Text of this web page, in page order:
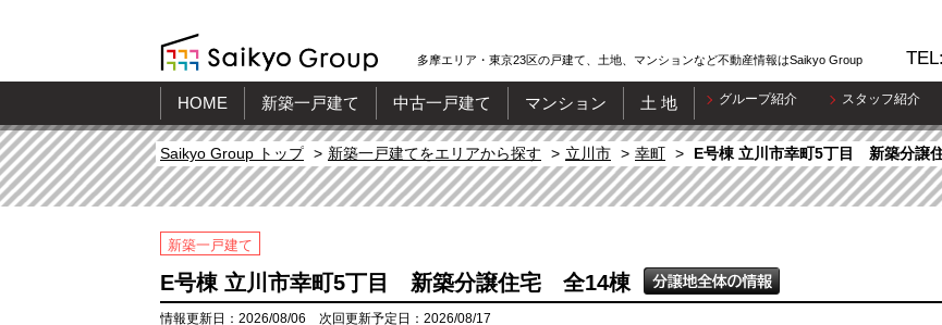
多摩エリア・東京23区の戸建て、土地、マンションなど不動産情報はSaikyo Group
HOME 新築一戸建て 中古一戸建て マンション 土 地 グループ紹介 スタッフ紹介
Saikyo Group トップ 新築一戸建てをエリアから探す 立川市 幸町 E号棟 立川市幸町5丁目 新築分譲
新築一戸建て
E号棟 立川市幸町5丁目 新築分譲住宅 全14棟
情報更新日：2026/08/06 次回更新予定日：2026/08/17